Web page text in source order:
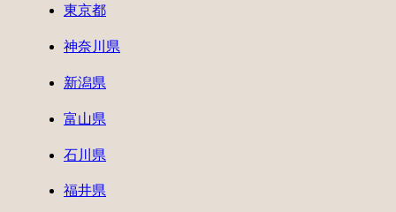
東京都
神奈川県
新潟県
富山県
石川県
福井県